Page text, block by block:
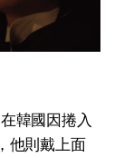
韓國因捲入
他則戴上面